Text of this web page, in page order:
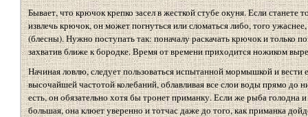
Бывает, что крючок крепко засел в жесткой стубе окуня. Если станете
извлечь крючок, он может погнуться или сломаться либо, того
(блесны). Нужно поступать так: поначалу раскачать крючок и только
захватив ближе к бородке. Время от времени приходится ножиком
Начиная ловлю, следует пользоваться испытанной мормышкой и вести
высочайшей частотой колебаний, облавливая все слои воды прямо до
есть, он обязательно хотя бы тронет приманку. Если же рыба голодна
большая, она клюет уверенно и тотчас даже до того, как приманка